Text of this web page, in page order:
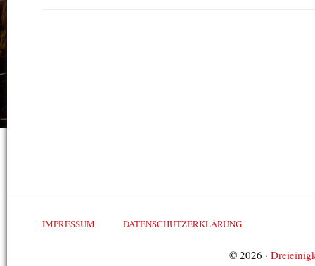
IMPRESSUM DATENSCHUTZERKLÄRUNG
© 2026 ·